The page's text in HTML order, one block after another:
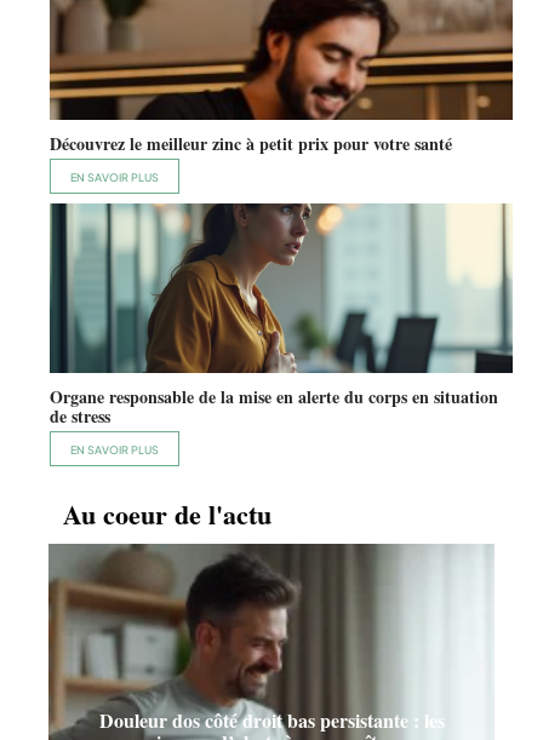
Découvrez le meilleur zinc à petit prix pour votre santé
EN SAVOIR PLUS
Organe responsable de la mise en alerte du corps en situation
de stress
EN SAVOIR PLUS
Au coeur de l'actu
Douleur dos côté droit bas persistante : les